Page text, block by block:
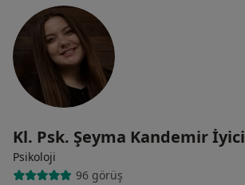
Kl. Psk. Şeyma Kandemir İyici
Psikoloji
96 görüş